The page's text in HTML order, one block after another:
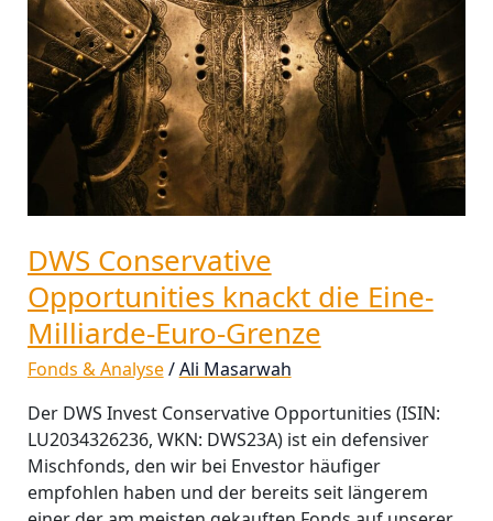
DWS Conservative
Opportunities knackt die Eine-
Milliarde-Euro-Grenze
Fonds & Analyse/Ali Masarwah
Der DWS Invest Conservative Opportunities (ISIN:
LU2034326236, WKN: DWS23A) ist ein defensiver
Mischfonds, den wir bei Envestor häufiger
empfohlen haben und der bereits seit längerem
knackt
die
Eine-
Milliarde-
Euro-
Grenze